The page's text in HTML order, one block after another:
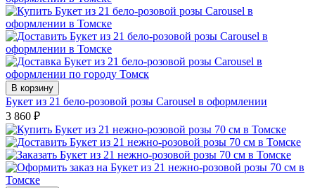
В корзину
Букет из 21 бело-розовой розы Carousel в оформлении
3 860 ₽